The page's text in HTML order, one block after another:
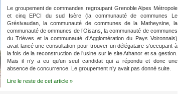
Le groupement de commandes regroupant Grenoble Alpes Métropole
et cinq EPCI du sud Isère (la communauté de communes Le
Grésivaudan, la communauté de communes de la Matheysine, la
communauté de ommunes de l’Oisans, la communauté de communes
du Trièves et la communauté d’Agglomération du Pays Voironnais)
avait lancé une consultation pour trouver un délégataire s’occupant à
la fois de la reconstruction de l’usine sur le site Athanor et sa gestion.
Mais il n’y a eu qu’un seul candidat qui a répondu et donc une
absence de concurrence. Le groupement n’y avait pas donné suite.
Lire le reste de cet article »